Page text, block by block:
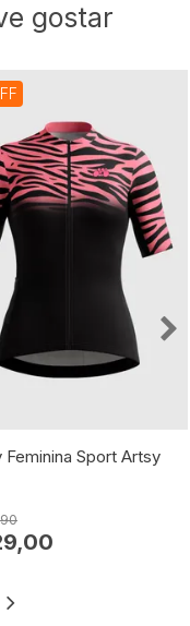
gostar
Feminina Sport Artsy